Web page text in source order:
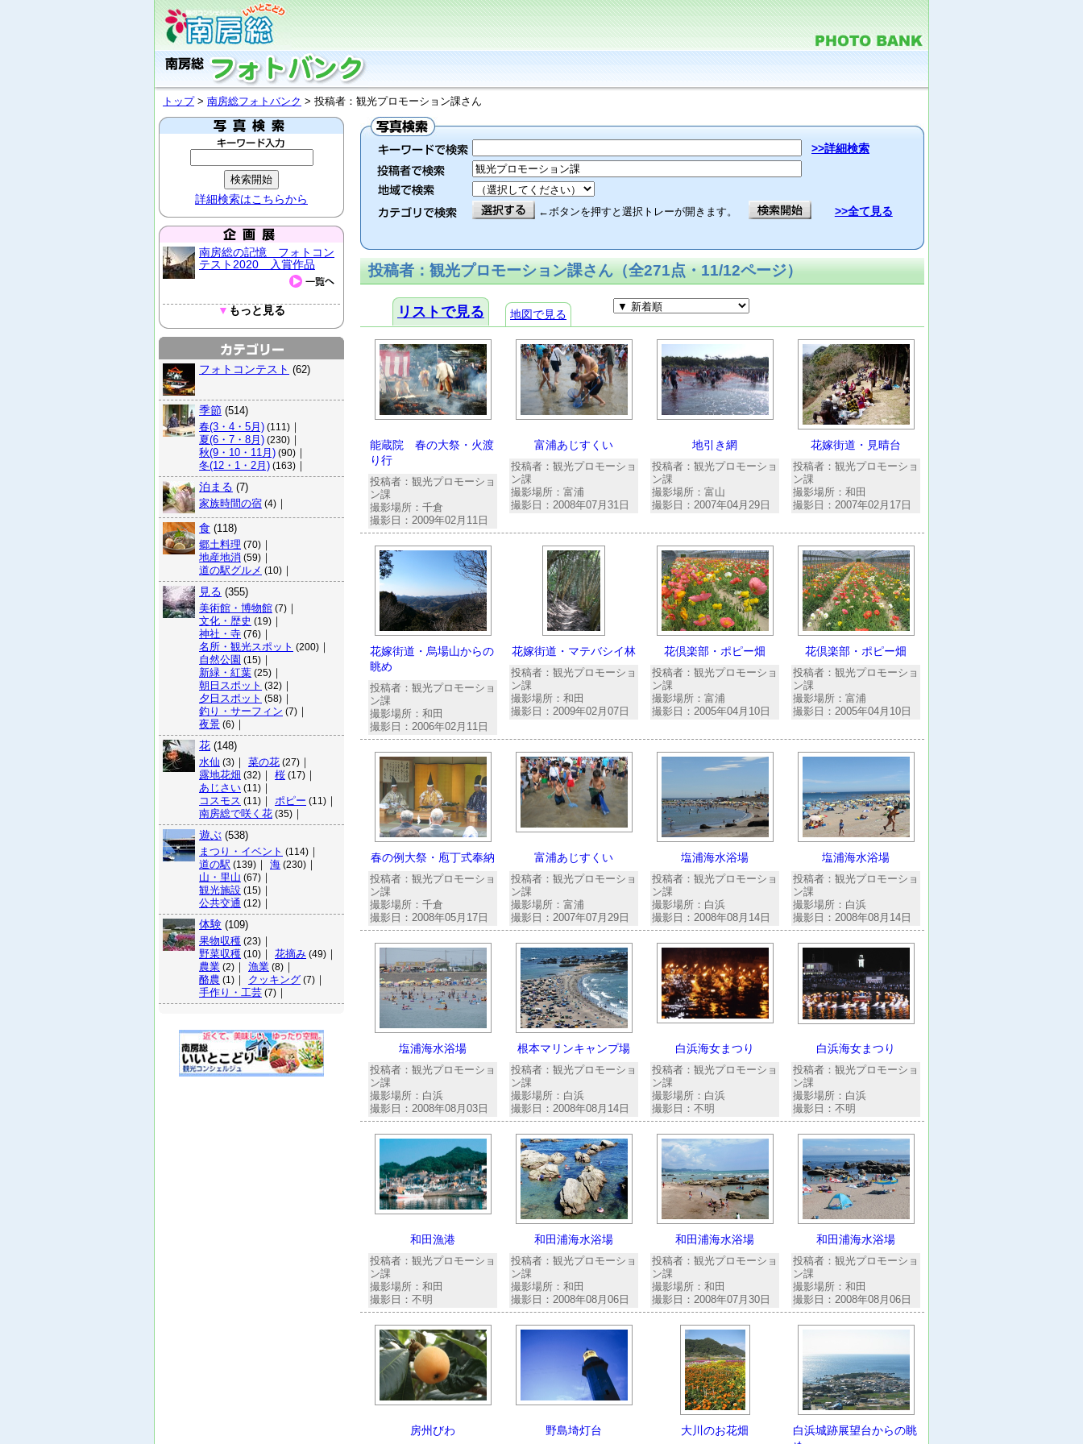
トップ> 南房総フォトバンク > 投稿者：観光プロモーション課さん
詳細検索はこちらから
南房総の記憶 フォトコン
テスト2020 入賞作品
▼ もっと見る
フォトコンテスト (62)
季節 (514)
春(3・4・5月) (111) ｜
夏(6・7・8月) (230) ｜
秋(9・10・11月) (90) ｜
冬(12・1・2月) (163) ｜
泊まる (7)
家族時間の宿 (4) ｜
食 (118)
郷土料理 (70) ｜
地産地消 (59) ｜
道の駅グルメ (10) ｜
見る (355)
美術館・博物館 (7) ｜
文化・歴史 (19) ｜
神社・寺 (76) ｜
名所・観光スポット (200) ｜
自然公園 (15) ｜
新緑・紅葉 (25) ｜
朝日スポット (32) ｜
夕日スポット (58) ｜
釣り・サーフィン (7) ｜
夜景 (6) ｜
花 (148)
水仙 (3) ｜ 菜の花 (27) ｜
露地花畑 (32) ｜ 桜 (17) ｜
あじさい (11) ｜
コスモス (11) ｜ ポピー (11) ｜
南房総で咲く花 (35) ｜
遊ぶ (538)
まつり・イベント (114) ｜
道の駅 (139) ｜ 海 (230) ｜
山・里山 (67) ｜
観光施設 (15) ｜
公共交通 (12) ｜
体験 (109)
果物収穫 (23) ｜
野菜収穫 (10) ｜ 花摘み (49) ｜
農業 (2) ｜ 漁業 (8) ｜
酪農 (1) ｜ クッキング (7) ｜
手作り・工芸 (7) ｜
>>詳細検索
←ボタンを押すと選択トレーが開きます。 >>全て見る
投稿者：観光プロモーション課さん（全271点・11/12ページ）
リストで見る 地図で見る
能蔵院 春の大祭・火渡
り行
投稿者：観光プロモーショ
ン課
撮影場所：千倉
撮影日：2009年02月11日
富浦あじすくい
投稿者：観光プロモーショ
ン課
撮影場所：富浦
撮影日：2008年07月31日
地引き網
投稿者：観光プロモーショ
ン課
撮影場所：富山
撮影日：2007年04月29日
花嫁街道・見晴台
投稿者：観光プロモーショ
ン課
撮影場所：和田
撮影日：2007年02月17日
花嫁街道・烏場山からの
眺め
投稿者：観光プロモーショ
ン課
撮影場所：和田
撮影日：2006年02月11日
花嫁街道・マテバシイ林
投稿者：観光プロモーショ
ン課
撮影場所：和田
撮影日：2009年02月07日
花倶楽部・ポピー畑
投稿者：観光プロモーショ
ン課
撮影場所：富浦
撮影日：2005年04月10日
花倶楽部・ポピー畑
投稿者：観光プロモーショ
ン課
撮影場所：富浦
撮影日：2005年04月10日
春の例大祭・庖丁式奉納
投稿者：観光プロモーショ
ン課
撮影場所：千倉
撮影日：2008年05月17日
富浦あじすくい
投稿者：観光プロモーショ
ン課
撮影場所：富浦
撮影日：2007年07月29日
塩浦海水浴場
投稿者：観光プロモーショ
ン課
撮影場所：白浜
撮影日：2008年08月14日
塩浦海水浴場
投稿者：観光プロモーショ
ン課
撮影場所：白浜
撮影日：2008年08月14日
塩浦海水浴場
投稿者：観光プロモーショ
ン課
撮影場所：白浜
撮影日：2008年08月03日
根本マリンキャンプ場
投稿者：観光プロモーショ
ン課
撮影場所：白浜
撮影日：2008年08月14日
白浜海女まつり
投稿者：観光プロモーショ
ン課
撮影場所：白浜
撮影日：不明
白浜海女まつり
投稿者：観光プロモーショ
ン課
撮影場所：白浜
撮影日：不明
和田漁港
投稿者：観光プロモーショ
ン課
撮影場所：和田
撮影日：不明
和田浦海水浴場
投稿者：観光プロモーショ
ン課
撮影場所：和田
撮影日：2008年08月06日
和田浦海水浴場
投稿者：観光プロモーショ
ン課
撮影場所：和田
撮影日：2008年07月30日
和田浦海水浴場
投稿者：観光プロモーショ
ン課
撮影場所：和田
撮影日：2008年08月06日
房州びわ 野島埼灯台 大川のお花畑
白浜城跡展望台からの眺